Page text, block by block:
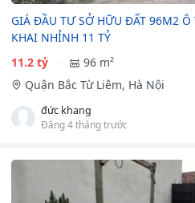
GIÁ ĐẦU TƯ SỞ HỮU ĐẤT 96M2 Ô
KHAI NHỈNH 11 TỶ
11.2 tỷ
96 m²
Quận Bắc Từ Liêm, Hà Nội
đức khang
Đăng 4 tháng trước